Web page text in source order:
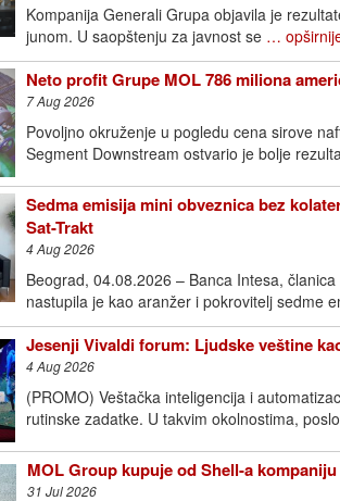
Kompanija Generali Grupa objavila je
junom. U saopštenju za javnost se …
Neto profit Grupe MOL 786 miliona
7 Aug 2026
Povoljno okruženje u pogledu cena sirove
Segment Downstream ostvario je bolje
Sedma emisija mini obveznica bez
Sat-Trakt
4 Aug 2026
Beograd, 04.08.2026 – Banca Intesa,
nastupila je kao aranžer i pokrovitelj sedme
Jesenji Vivaldi forum: Ljudske veštine
4 Aug 2026
(PROMO) Veštačka inteligencija i
rutinske zadatke. U takvim okolnostima,
MOL Group kupuje od Shell-a
31 Jul 2026